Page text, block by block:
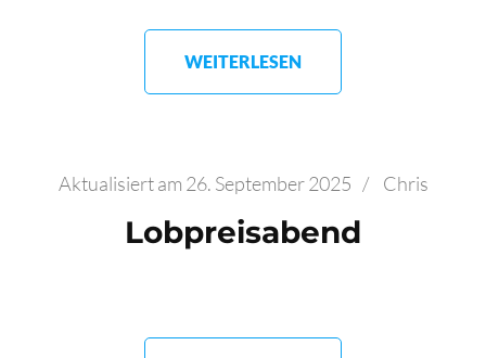
WEITERLESEN
Aktualisiert am 26. September 2025 / Chris
Lobpreisabend